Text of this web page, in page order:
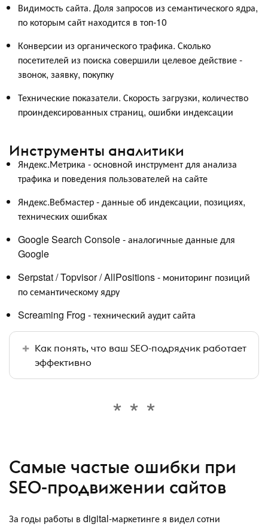
Видимость сайта. Доля запросов из семантического ядра,
по которым сайт находится в топ-10
Конверсии из органического трафика. Сколько
посетителей из поиска совершили целевое действие -
звонок, заявку, покупку
Технические показатели. Скорость загрузки, количество
проиндексированных страниц, ошибки индексации
Инструменты аналитики
Яндекс.Метрика - основной инструмент для анализа
трафика и поведения пользователей на сайте
Яндекс.Вебмастер - данные об индексации, позициях,
технических ошибках
Google Search Console - аналогичные данные для
Google
Serpstat / Topvisor / AllPositions - мониторинг позиций
по семантическому ядру
Screaming Frog - технический аудит сайта
Как понять, что ваш SEO-подрядчик работает
эффективно
Самые частые ошибки при
SEO-продвижении сайтов
За годы работы в digital-маркетинге я видел сотни